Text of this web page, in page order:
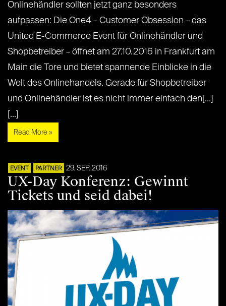
Onlinehändler sollten jetzt ganz besonders
aufpassen: Die One4 – Customer Obsession – das
United E-Commerce Event für Onlinehändler und
Shopbetreiber – öffnet am 27.10.2016 in Frankfurt am
Main die Tore und bietet spannende Einblicke in die
Welt des Onlinehandels. Gerade für Shopbetreiber
und Onlinehändler ist es nicht immer einfach den[...]
[...]
Read More »
EVENT PARTNER 29. SEP. 2016
UX-Day Konferenz: Gewinnt
Tickets und seid dabei!